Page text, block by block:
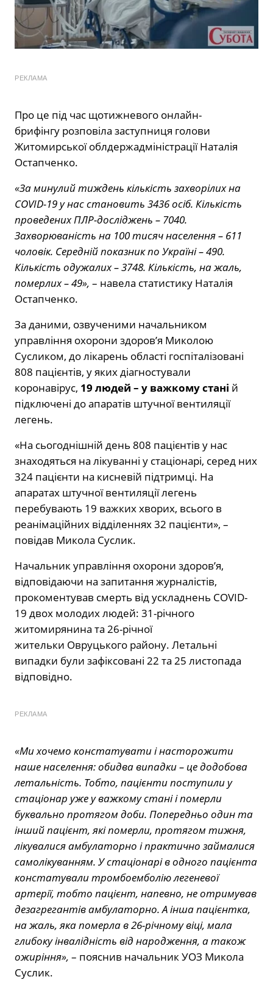
РЕКЛАМА
Про це під час щотижневого онлайн-
брифінгу розповіла заступниця голови
Житомирської облдержадміністрації Наталія
Остапченко.
«За минулий тиждень кількість захворілих на
COVID-19 у нас становить 3436 осіб. Кількість
проведених ПЛР-досліджень – 7040.
Захворюваність на 100 тисяч населення – 611
чоловік. Середній показник по Україні – 490.
Кількість одужалих – 3748. Кількість, на жаль,
померлих – 49», – навела статистику Наталія
Остапченко.
За даними, озвученими начальником
управління охорони здоров’я Миколою
Сусликом, до лікарень області госпіталізовані
808 пацієнтів, у яких діагностували
коронавірус, 19 людей – у важкому стані й
підключені до апаратів штучної вентиляції
легень.
«На сьогоднішній день 808 пацієнтів у нас
знаходяться на лікуванні у стаціонарі, серед них
324 пацієнти на кисневій підтримці. На
апаратах штучної вентиляції легень
перебувають 19 важких хворих, всього в
реанімаційних відділеннях 32 пацієнти», –
повідав Микола Суслик.
Начальник управління охорони здоров’я,
відповідаючи на запитання журналістів,
прокоментував смерть від ускладнень COVID-
19 двох молодих людей: 31-річного
житомирянина та 26-річної
жительки Овруцького району. Летальні
випадки були зафіксовані 22 та 25 листопада
відповідно.
РЕКЛАМА
«Ми хочемо констатувати і насторожити
наше населення: обидва випадки – це додобова
летальність. Тобто, пацієнти поступили у
стаціонар уже у важкому стані і померли
буквально протягом доби. Попередньо один та
інший пацієнт, які померли, протягом тижня,
лікувалися амбулаторно і практично займалися
самолікуванням. У стаціонарі в одного пацієнта
констатували тромбоемболію легеневої
артерії, тобто пацієнт, напевно, не отримував
дезагрегантів амбулаторно. А інша пацієнтка,
на жаль, яка померла в 26-річному віці, мала
глибоку інвалідність від народження, а також
ожиріння», – пояснив начальник УОЗ Микола
Суслик.